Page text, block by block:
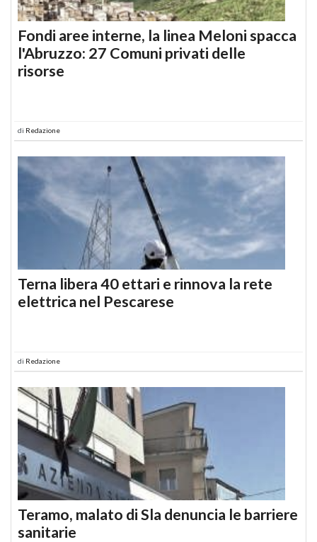
Fondi aree interne, la linea Meloni spacca
l'Abruzzo: 27 Comuni privati delle
risorse
di Redazione
Terna libera 40 ettari e rinnova la rete
elettrica nel Pescarese
di Redazione
Teramo, malato di Sla denuncia le barriere
sanitarie